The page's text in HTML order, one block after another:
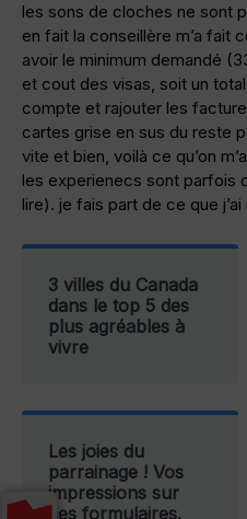
les sons de cloches ne sont
en fait la conseillère m’a fait
avoir le minimum demandé
et cout des visas, soit un
compte et rajouter les
cartes grise en sus du reste
vite et bien, voilà ce qu’on
les experienecs sont parfois
lire). je fais part de ce que
3 villes du Canada
dans le top 5 des
plus agréables à
vivre
Les joies du
parrainage ! Vos
impressions sur
ces formulaires.